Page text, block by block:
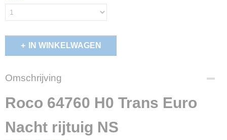
IN WINKELWAGEN
Omschrijving
Roco 64760 H0 Trans Euro
Nacht rijtuig NS